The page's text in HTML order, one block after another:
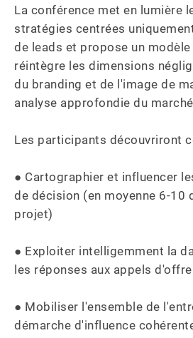
La conférence met en lumière
stratégies centrées
de leads et propose un
réintègre les dimensions
du branding et de l'image de
analyse approfondie du
Les participants découvriront
● Cartographier et influencer
de décision (en moyenne 6-10
projet)
● Exploiter intelligemment la
les réponses aux appels
● Mobiliser l'ensemble de
démarche d'influence